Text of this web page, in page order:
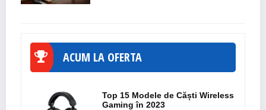
ACUM LA OFERTA
Top 15 Modele de Căști Wireless
Gaming în 2023